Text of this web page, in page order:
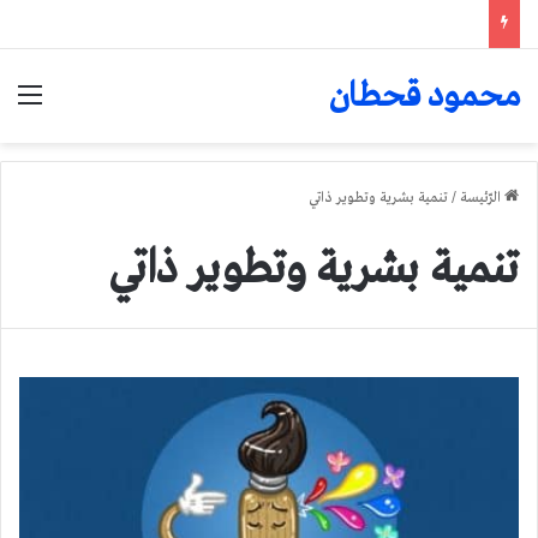
محمود قحطان
الرّئيسة /تنمية بشرية وتطوير ذاتي
تنمية بشرية وتطوير ذاتي